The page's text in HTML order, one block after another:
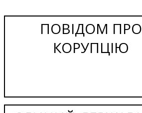
ПОВІДОМ ПРО
КОРУПЦІЮ